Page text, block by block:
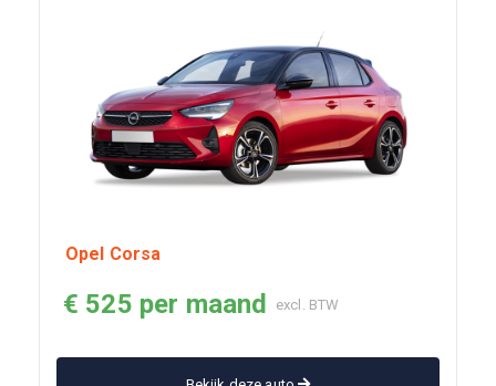
Opel Corsa
€ 525 per maand excl. BTW